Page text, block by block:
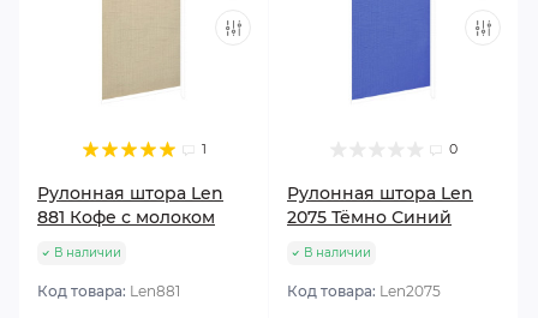
1
Рулонная штора Len
881 Кофе с молоком
В наличии
Код товара: Len881
0
Рулонная штора Len
2075 Тёмно Синий
В наличии
Код товара: Len2075